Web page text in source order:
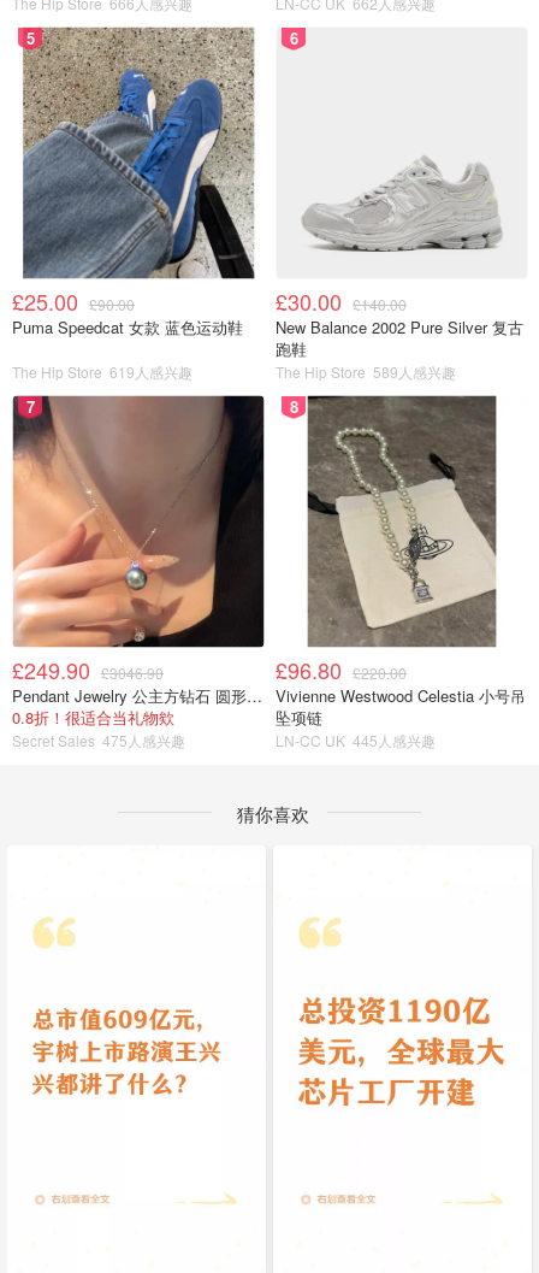
5
£25.00 £90.00
Puma Speedcat 女款 蓝色运动鞋
The Hip Store 619人感兴趣
6
£30.00 £140.00
New Balance 2002 Pure Silver 复古
跑鞋
The Hip Store 589人感兴趣
7
£249.90 £3046.90
Pendant Jewelry 公主方钻石 圆形大溪地珍珠吊坠 11-12mm
0.8折！很适合当礼物欸
Secret Sales 475人感兴趣
8
£96.80 £220.00
Vivienne Westwood Celestia 小号吊
坠项链
LN-CC UK 445人感兴趣
猜你喜欢